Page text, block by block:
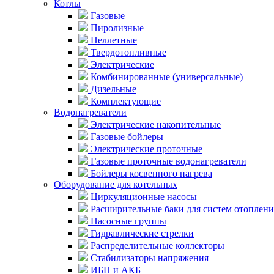
Котлы
Газовые
Пиролизные
Пеллетные
Твердотопливные
Электрические
Комбинированные (универсальные)
Дизельные
Комплектующие
Водонагреватели
Электрические накопительные
Газовые бойлеры
Электрические проточные
Газовые проточные водонагреватели
Бойлеры косвенного нагрева
Оборудование для котельных
Циркуляционные насосы
Расширительные баки для систем
Насосные группы
Гидравлические стрелки
Распределительные коллекторы
Стабилизаторы напряжения
ИБП и АКБ